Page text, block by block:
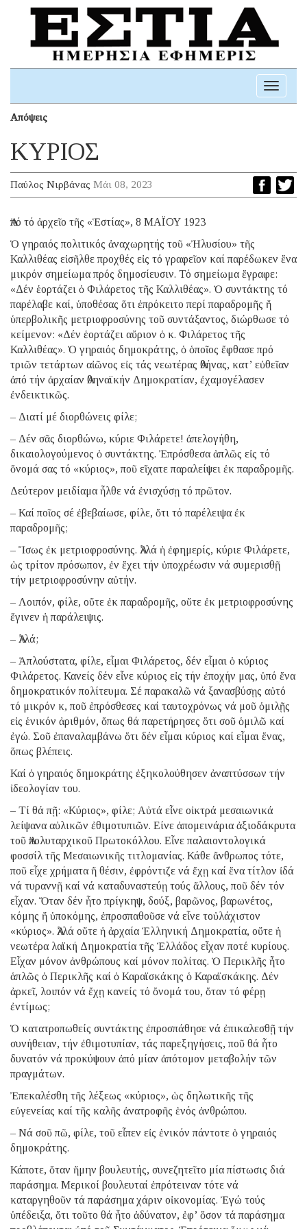
Toggle
Απόψεις
ΚΥΡΙΟΣ
Παύλος Νιρβάνας Μάι 08, 2023
Ἀπό τό ἀρχεῖο τῆς «Ἑστίας», 8 ΜΑΪΟΥ 1923
Ὁ γηραιός πολιτικός ἀναχωρητής τοῦ «Ἠλυσίου» τῆς
Καλλιθέας εἰσῆλθε προχθές εἰς τό γραφεῖον καί παρέδωκεν ἕνα
μικρόν σημείωμα πρός δημοσίευσιν. Τό σημείωμα ἔγραφε:
«Δέν ἑορτάζει ὁ Φιλάρετος τῆς Καλλιθέας». Ὁ συντάκτης τό
παρέλαβε καί, ὑποθέσας ὅτι ἐπρόκειτο περί παραδρομῆς ἤ
ὑπερβολικῆς μετριοφροσύνης τοῦ συντάξαντος, διώρθωσε τό
κείμενον: «Δέν ἑορτάζει αὔριον ὁ κ. Φιλάρετος τῆς
Καλλιθέας». Ὁ γηραιός δημοκράτης, ὁ ὁποῖος ἔφθασε πρό
τριῶν τετάρτων αἰῶνος εἰς τάς νεωτέρας Ἀθήνας, κατ’ εὐθεῖαν
ἀπό τήν ἀρχαίαν Ἀθηναϊκήν Δημοκρατίαν, ἐχαμογέλασεν
ἐνδεικτικῶς.
– Διατί μέ διορθώνεις φίλε;
– Δέν σᾶς διορθώνω, κύριε Φιλάρετε! ἀπελογήθη,
δικαιολογούμενος ὁ συντάκτης. Ἐπρόσθεσα ἁπλῶς εἰς τό
ὄνομά σας τό «κύριος», ποῦ εἴχατε παραλείψει ἐκ παραδρομῆς.
Δεύτερον μειδίαμα ἦλθε νά ἐνισχύσῃ τό πρῶτον.
– Καί ποῖος σέ ἐβεβαίωσε, φίλε, ὅτι τό παρέλειψα ἐκ
παραδρομῆς;
– Ἴσως ἐκ μετριοφροσύνης. Ἀλλά ἡ ἐφημερίς, κύριε Φιλάρετε,
ὡς τρίτον πρόσωπον, ἐν ἔχει τήν ὑποχρέωσιν νά συμερισθῇ
τήν μετριοφροσύνην αὐτήν.
– Λοιπόν, φίλε, οὔτε ἐκ παραδρομῆς, οὔτε ἐκ μετριοφροσύνης
ἔγινεν ἡ παράλειψις.
– Ἀλλά;
– Ἁπλούστατα, φίλε, εἶμαι Φιλάρετος, δέν εἶμαι ὁ κύριος
Φιλάρετος. Κανείς δέν εἶνε κύριος εἰς τήν ἐποχήν μας, ὑπό ἕνα
δημοκρατικόν πολίτευμα. Σέ παρακαλῶ νά ξανασβύσῃς αὐτό
τό μικρόν κ, ποῦ ἐπρόσθεσες καί ταυτοχρόνως νά μοῦ ὁμιλῇς
εἰς ἑνικόν ἀριθμόν, ὅπως θά παρετήρησες ὅτι σοῦ ὁμιλῶ καί
ἐγώ. Σοῦ ἐπαναλαμβάνω ὅτι δέν εἶμαι κύριος καί εἶμαι ἕνας,
ὅπως βλέπεις.
Καί ὁ γηραιός δημοκράτης ἐξηκολούθησεν ἀναπτύσσων τήν
ἰδεολογίαν του.
– Τί θά πῇ: «Κύριος», φίλε; Αὐτά εἶνε οἰκτρά μεσαιωνικά
λείψανα αὐλικῶν ἐθιμοτυπιῶν. Είνε ἀπομεινάρια ἀξιοδάκρυτα
τοῦ Ἀπολυταρχικοῦ Πρωτοκόλλου. Εἶνε παλαιοντολογικά
φοσσίλ τῆς Μεσαιωνικῆς τιτλομανίας. Κάθε ἄνθρωπος τότε,
ποῦ εἶχε χρήματα ἤ θέσιν, ἐφρόντιζε νά ἔχῃ καί ἕνα τίτλον ἰδά
νά τυραννῇ καί νά καταδυναστεύῃ τούς ἄλλους, ποῦ δέν τόν
εἶχαν. Ὅταν δέν ἦτο πρίγκηψ, δούξ, βαρῶνος, βαρωνέτος,
κόμης ἤ ὑποκόμης, ἐπροσπαθοῦσε νά εἶνε τοὐλάχιστον
«κύριος». Ἀλλά οὔτε ἡ ἀρχαία Ἑλληνική Δημοκρατία, οὔτε ἡ
νεωτέρα λαϊκή Δημοκρατία τῆς Ἑλλάδος εἶχαν ποτέ κυρίους.
Εἶχαν μόνον ἀνθρώπους καί μόνον πολίτας. Ὁ Περικλῆς ἦτο
ἁπλῶς ὁ Περικλῆς καί ὁ Καραϊσκάκης ὁ Καραϊσκάκης. Δέν
ἀρκεῖ, λοιπόν νά ἔχῃ κανείς τό ὄνομά του, ὅταν τό φέρῃ
ἐντίμως;
Ὁ κατατροπωθείς συντάκτης ἐπροσπάθησε νά ἐπικαλεσθῇ τήν
συνήθειαν, τήν ἐθιμοτυπίαν, τάς παρεξηγήσεις, ποῦ θά ἦτο
δυνατόν νά προκύψουν ἀπό μίαν ἀπότομον μεταβολήν τῶν
πραγμάτων.
Ἐπεκαλέσθη τῆς λέξεως «κύριος», ὡς δηλωτικῆς τῆς
εὐγενείας καί τῆς καλῆς ἀνατροφῆς ἑνός ἀνθρώπου.
– Νά σοῦ πῶ, φίλε, τοῦ εἶπεν εἰς ἑνικόν πάντοτε ὁ γηραιός
δημοκράτης.
Κάποτε, ὅταν ἤμην βουλευτής, συνεζητεῖτο μία πίστωσις διά
παράσημα. Μερικοί βουλευταί ἐπρότειναν τότε νά
καταργηθοῦν τά παράσημα χάριν οἰκονομίας. Ἐγώ τούς
ὑπέδειξα, ὅτι τοῦτο θά ἦτο ἀδύνατον, ἐφ’ ὅσον τά παράσημα